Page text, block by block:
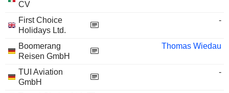
CV
First Choice
Holidays Ltd.
-
Boomerang
Reisen GmbH
Thomas Wiedau
TUI Aviation
GmbH
-